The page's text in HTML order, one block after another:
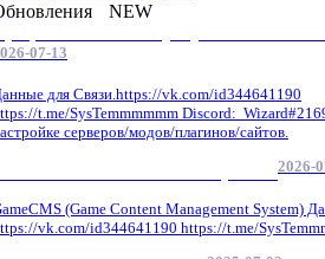
NEW
07-13
для Связи.https://vk.com/id344641190
t.me/SysTemmmmmm Discord:
серверов/модов/плагинов/сайтов.
2026-
(Game Content Management System)
vk.com/id344641190 https://t.me/